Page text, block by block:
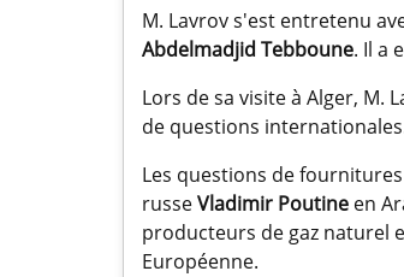
M. Lavrov s'est entretenu
Abdelmadjid Tebboune. Il a
Lors de sa visite à Alger, M.
de questions
Les questions de
russeVladimir Poutine en
producteurs de gaz naturel
Européenne.